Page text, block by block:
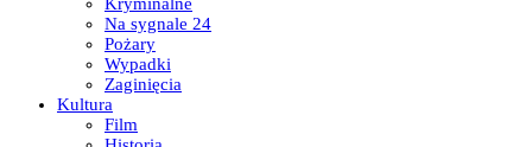
Na sygnale 24
Pożary
Wypadki
Zaginięcia
Kultura
Film